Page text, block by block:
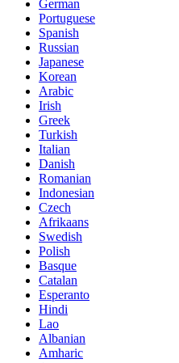
German
Portuguese
Spanish
Russian
Japanese
Korean
Arabic
Irish
Greek
Turkish
Italian
Danish
Romanian
Indonesian
Czech
Afrikaans
Swedish
Polish
Basque
Catalan
Esperanto
Hindi
Lao
Albanian
Amharic